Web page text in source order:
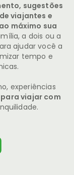
sugestões
viajantes e
máximo sua
a dois ou a
ajudar você a
tempo e
experiências
viajar com